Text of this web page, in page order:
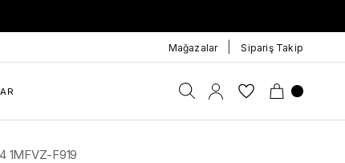
Mağazalar Sipariş Takip
1MFVZ-F919